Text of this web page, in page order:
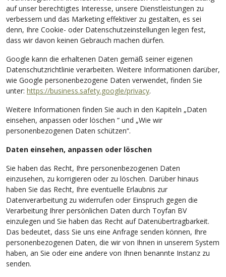
auf unser berechtigtes Interesse, unsere Dienstleistungen zu
verbessern und das Marketing effektiver zu gestalten, es sei
denn, Ihre Cookie- oder Datenschutzeinstellungen legen fest,
dass wir davon keinen Gebrauch machen dürfen.
Google kann die erhaltenen Daten gemäß seiner eigenen
Datenschutzrichtlinie verarbeiten. Weitere Informationen darüber,
wie Google personenbezogene Daten verwendet, finden Sie
unter: https://business.safety.google/privacy.
Weitere Informationen finden Sie auch in den Kapiteln „Daten
einsehen, anpassen oder löschen “ und „Wie wir
personenbezogenen Daten schützen“.
Daten einsehen, anpassen oder löschen
Sie haben das Recht, Ihre personenbezogenen Daten
einzusehen, zu korrigieren oder zu löschen. Darüber hinaus
haben Sie das Recht, Ihre eventuelle Erlaubnis zur
Datenverarbeitung zu widerrufen oder Einspruch gegen die
Verarbeitung Ihrer persönlichen Daten durch Toyfan BV
einzulegen und Sie haben das Recht auf Datenübertragbarkeit.
Das bedeutet, dass Sie uns eine Anfrage senden können, Ihre
personenbezogenen Daten, die wir von Ihnen in unserem System
haben, an Sie oder eine andere von Ihnen benannte Instanz zu
senden.